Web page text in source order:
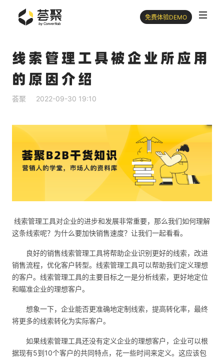
免费体验DEMO
线索管理工具被企业所应用
的原因介绍
荟聚 2022-09-30 19:10
​ 线索管理工具对企业的进步和发展非常重要，那么我们如何理解
这条线索呢？为什么要加快销售速度？让我们一起看看。
良好的销售线索管理工具将帮助企业识别更好的线索，改进
销售流程，优化客户转型。线索管理工具可以帮助我们定义理想
的客户。 线索管理工具的主要目标之一是分析线索，更好地定位
和瞄准企业的理想客户。
想象一下，企业能否更准确地定制线索，提高转化率，最终
将更多的线索转化为实际客户。
如果线索管理工具还没有定义企业的理想客户，企业可以根
据现有5到10个客户的共同特点，花一些时间来定义。这应该包